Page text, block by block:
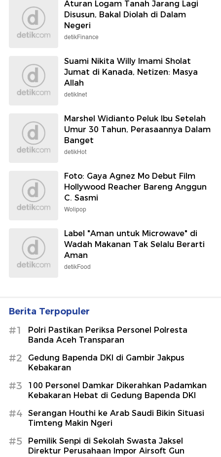
Aturan Logam Tanah Jarang Lagi
Disusun, Bakal Diolah di Dalam
Negeri
detikFinance
Suami Nikita Willy Imami Sholat
Jumat di Kanada, Netizen: Masya
Allah
detikInet
Marshel Widianto Peluk Ibu Setelah
Umur 30 Tahun, Perasaannya Dalam
Banget
detikHot
Foto: Gaya Agnez Mo Debut Film
Hollywood Reacher Bareng Anggun
C. Sasmi
Wolipop
Label "Aman untuk Microwave" di
Wadah Makanan Tak Selalu Berarti
Aman
detikFood
Berita Terpopuler
#1
Polri Pastikan Periksa Personel Polresta
Banda Aceh Transparan
#2
Gedung Bapenda DKI di Gambir Jakpus
Kebakaran
#3
100 Personel Damkar Dikerahkan Padamkan
Kebakaran Hebat di Gedung Bapenda DKI
#4
Serangan Houthi ke Arab Saudi Bikin Situasi
Timteng Makin Ngeri
#5
Pemilik Senpi di Sekolah Swasta Jaksel
Direktur Perusahaan Impor Airsoft Gun